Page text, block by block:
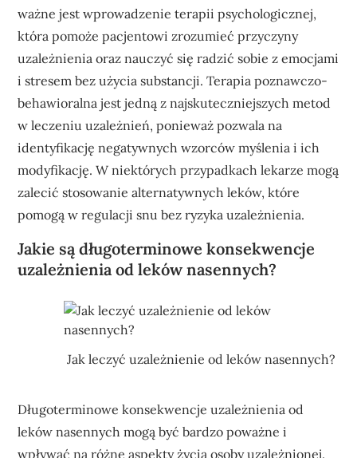
ważne jest wprowadzenie terapii psychologicznej,
która pomoże pacjentowi zrozumieć przyczyny
uzależnienia oraz nauczyć się radzić sobie z emocjami
i stresem bez użycia substancji. Terapia poznawczo-
behawioralna jest jedną z najskuteczniejszych metod
w leczeniu uzależnień, ponieważ pozwala na
identyfikację negatywnych wzorców myślenia i ich
modyfikację. W niektórych przypadkach lekarze mogą
zalecić stosowanie alternatywnych leków, które
pomogą w regulacji snu bez ryzyka uzależnienia.
Jakie są długoterminowe konsekwencje
uzależnienia od leków nasennych?
Jak leczyć uzależnienie od leków nasennych?
Długoterminowe konsekwencje uzależnienia od
leków nasennych mogą być bardzo poważne i
wpływać na różne aspekty życia osoby uzależnionej.